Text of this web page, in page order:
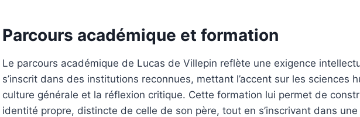
Parcours académique et formation
Le parcours académique de Lucas de Villepin reflète une exigence
s’inscrit dans des institutions reconnues, mettant l’accent sur les sciences
culture générale et la réflexion critique. Cette formation lui permet de
identité propre, distincte de celle de son père, tout en s’inscrivant dans